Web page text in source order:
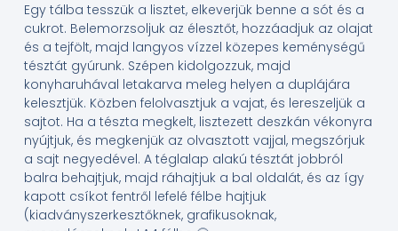
Egy tálba tesszük a lisztet, elkeverjük benne a sót és a
cukrot. Belemorzsoljuk az élesztőt, hozzáadjuk az olajat
és a tejfölt, majd langyos vízzel közepes keménységű
tésztát gyúrunk. Szépen kidolgozzuk, majd
konyharuhával letakarva meleg helyen a duplájára
kelesztjük. Közben felolvasztjuk a vajat, és lereszeljük a
sajtot. Ha a tészta megkelt, lisztezett deszkán vékonyra
nyújtjuk, és megkenjük az olvasztott vajjal, megszórjuk
a sajt negyedével. A téglalap alakú tésztát jobbról
balra behajtjuk, majd ráhajtjuk a bal oldalát, és az így
kapott csíkot fentről lefelé félbe hajtjuk
(kiadványszerkesztőknek, grafikusoknak,